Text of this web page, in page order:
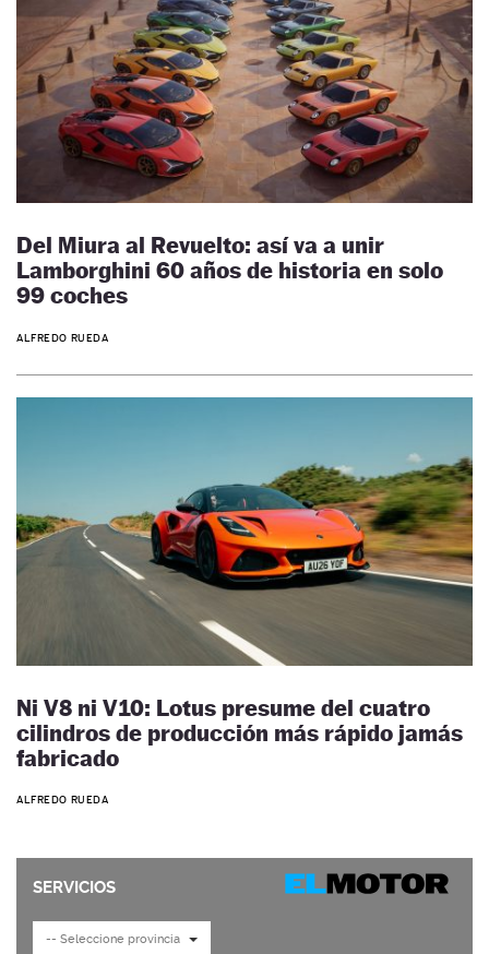
Del Miura al Revuelto: así va a unir
Lamborghini 60 años de historia en solo
99 coches
ALFREDO RUEDA
Ni V8 ni V10: Lotus presume del cuatro
cilindros de producción más rápido jamás
fabricado
ALFREDO RUEDA